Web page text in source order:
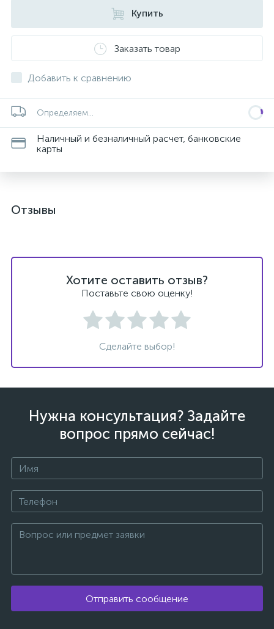
Купить
Заказать товар
Добавить к сравнению
Определяем...
Наличный и безналичный расчет, банковские
карты
Отзывы
Хотите оставить отзыв?
Поставьте свою оценку!
Сделайте выбор!
Нужна консультация? Задайте
вопрос прямо сейчас!
Отправить сообщение